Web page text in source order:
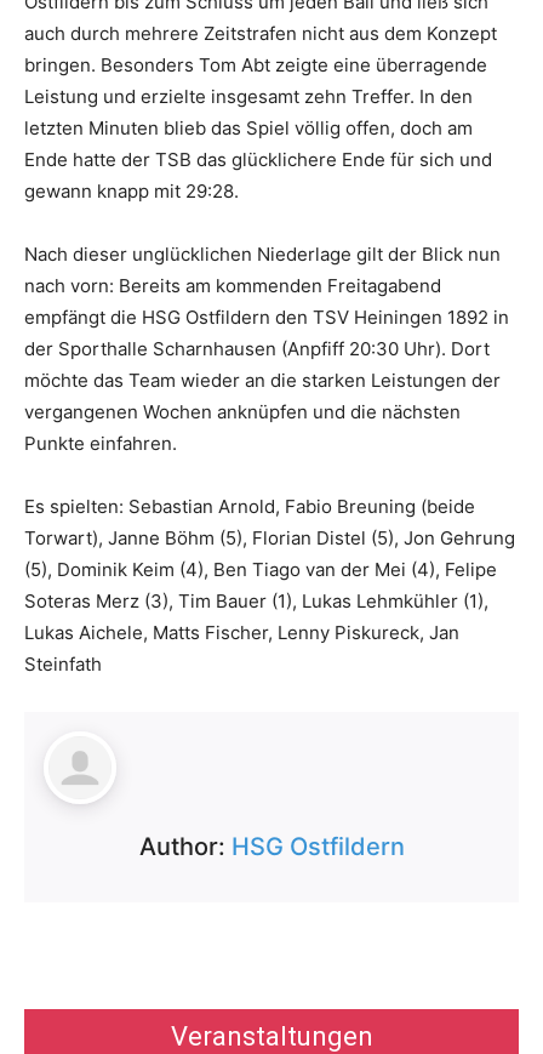
auch durch mehrere Zeitstrafen nicht aus dem Konzept
bringen. Besonders Tom Abt zeigte eine überragende
Leistung und erzielte insgesamt zehn Treffer. In den
letzten Minuten blieb das Spiel völlig offen, doch am
Ende hatte der TSB das glücklichere Ende für sich und
gewann knapp mit 29:28.
Nach dieser unglücklichen Niederlage gilt der Blick nun
nach vorn: Bereits am kommenden Freitagabend
empfängt die HSG Ostfildern den TSV Heiningen 1892 in
der Sporthalle Scharnhausen (Anpfiff 20:30 Uhr). Dort
möchte das Team wieder an die starken Leistungen der
vergangenen Wochen anknüpfen und die nächsten
Punkte einfahren.
Es spielten: Sebastian Arnold, Fabio Breuning (beide
Torwart), Janne Böhm (5), Florian Distel (5), Jon Gehrung
(5), Dominik Keim (4), Ben Tiago van der Mei (4), Felipe
Soteras Merz (3), Tim Bauer (1), Lukas Lehmkühler (1),
Lukas Aichele, Matts Fischer, Lenny Piskureck, Jan
Steinfath
Author: HSG Ostfildern
Veranstaltungen